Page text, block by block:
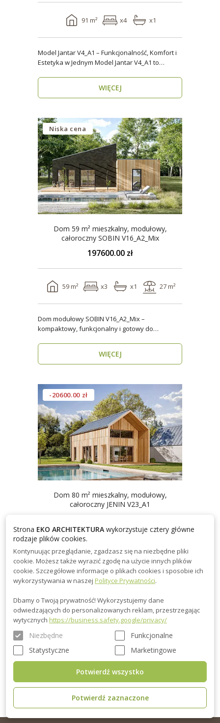
91 m² x4 x1
Model Jantar V4_A1 – Funkcjonalność, Komfort i
Estetyka w Jednym Model Jantar V4_A1 to
WIĘCEJ
Niska cena
Dom 59 m² mieszkalny, modułowy,
całoroczny SOBIN V16_A2_Mix
197600.00 zł
59 m² x3 x1 27 m²
Dom modułowy SOBIN V16_A2_Mix –
kompaktowy, funkcjonalny i gotowy do
WIĘCEJ
-20600.00 zł
Dom 80 m² mieszkalny, modułowy,
całoroczny JENIN V23_A1
80 m² x4 x1
Dom 80 m² mieszkalny, modułowy, całoroczny
na Każdy Sezon ..
WIĘCEJ
1 2
Strona EKO ARCHITEKTURAwykorzystuje cztery główne
rodzaje plików cookies.
Kontynuując przeglądanie, zgadzasz się na niezbędne pliki
cookie. Możesz także wyrazić zgodę na użycie innych plików
cookie. Szczegółowe informacje o plikach cookies i sposobie ich
wykorzystywania w naszej Polityce Prywatności.
Dbamy o Twoją prywatność! Wykorzystujemy dane
odwiedzających do personalizowanych reklam, przestrzegając
wytycznych https://business.safety.google/privacy/
Niezbędne
Funkcjonalne
Statystyczne
Marketingowe
Potwierdź zaznaczone
Potwierdź wszystko